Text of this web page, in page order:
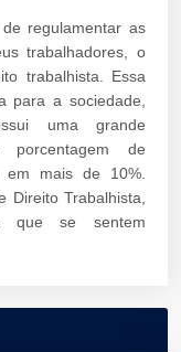
regulamentar as
trabalhadores, o
trabalhista. Essa
para a sociedade,
uma grande
porcentagem de
em mais de 10%.
Direito Trabalhista,
que se sentem